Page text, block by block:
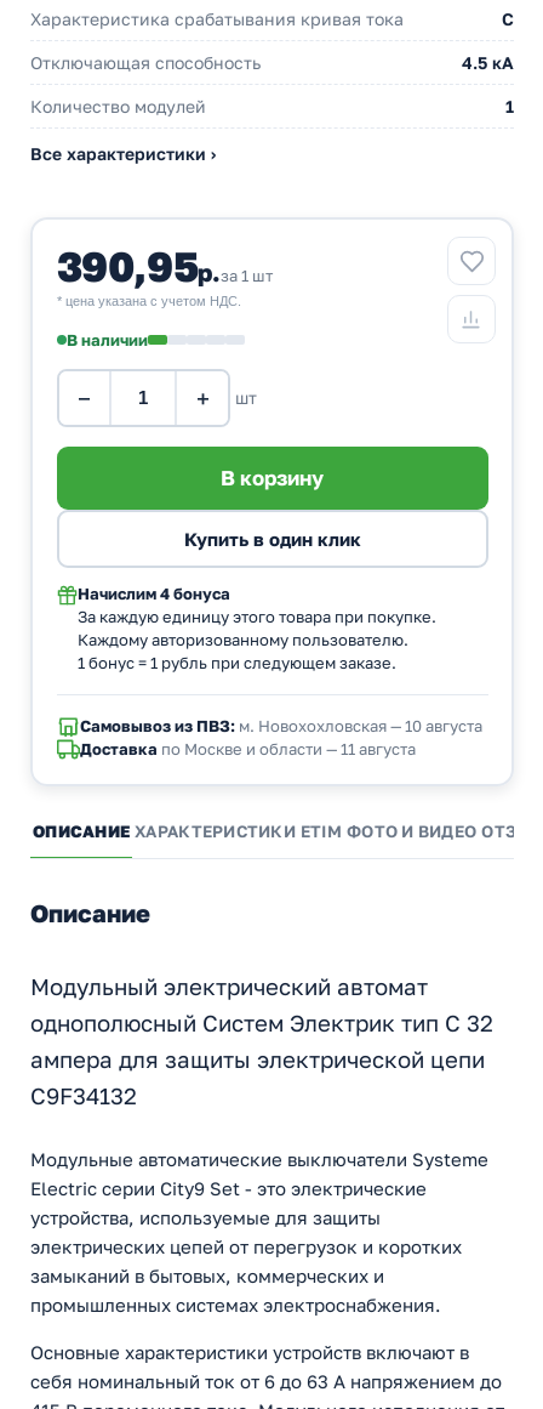
Характеристика срабатывания кривая тока C
Отключающая способность 4.5 кА
Количество модулей 1
Все характеристики ›
390,95р.за 1 шт
* цена указана с учетом НДС.
В наличии
− + шт
Начислим 4 бонуса
За каждую единицу этого товара при покупке.
Каждому авторизованному пользователю.
1 бонус = 1 рубль при следующем заказе.
Самовывоз из ПВЗ:м. Новохохловская — 10 августа
Доставка по Москве и области — 11 августа
ОПИСАНИЕ ХАРАКТЕРИСТИКИ ETIM ФОТО И ВИДЕО
Описание
Модульный электрический автомат
однополюсный Систем Электрик тип С 32
ампера для защиты электрической цепи
C9F34132
Модульные автоматические выключатели Systeme
Electric серии City9 Set - это электрические
устройства, используемые для защиты
электрических цепей от перегрузок и коротких
замыканий в бытовых, коммерческих и
промышленных системах электроснабжения.
Основные характеристики устройств включают в
себя номинальный ток от 6 до 63 А напряжением до